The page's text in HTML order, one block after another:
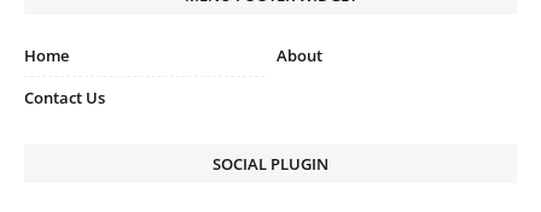
Home
About
Contact Us
SOCIAL PLUGIN